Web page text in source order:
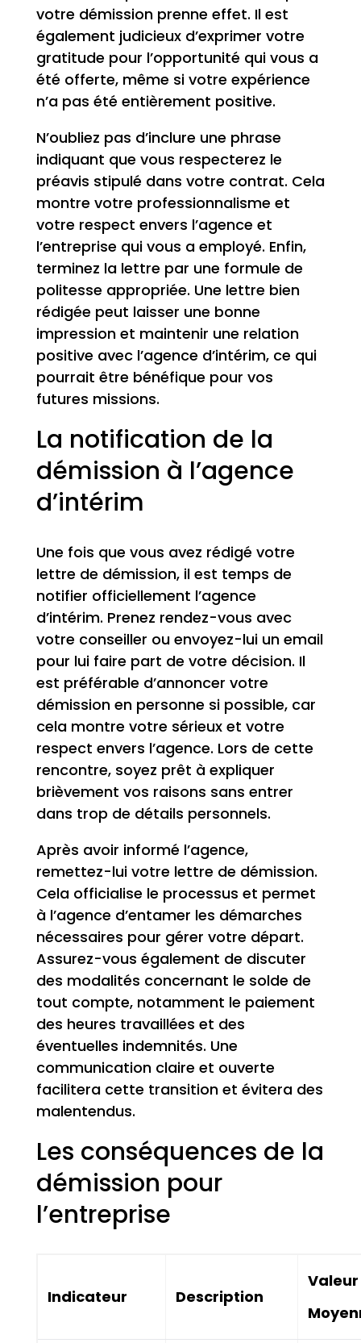
votre démission prenne effet. Il est
également judicieux d’exprimer votre
gratitude pour l’opportunité qui vous a
été offerte, même si votre expérience
n’a pas été entièrement positive.
N’oubliez pas d’inclure une phrase
indiquant que vous respecterez le
préavis stipulé dans votre contrat. Cela
montre votre professionnalisme et
votre respect envers l’agence et
l’entreprise qui vous a employé. Enfin,
terminez la lettre par une formule de
politesse appropriée. Une lettre bien
rédigée peut laisser une bonne
impression et maintenir une relation
positive avec l’agence d’intérim, ce qui
pourrait être bénéfique pour vos
futures missions.
La notification de la
démission à l’agence
d’intérim
Une fois que vous avez rédigé votre
lettre de démission, il est temps de
notifier officiellement l’agence
d’intérim. Prenez rendez-vous avec
votre conseiller ou envoyez-lui un email
pour lui faire part de votre décision. Il
est préférable d’annoncer votre
démission en personne si possible, car
cela montre votre sérieux et votre
respect envers l’agence. Lors de cette
rencontre, soyez prêt à expliquer
brièvement vos raisons sans entrer
dans trop de détails personnels.
Après avoir informé l’agence,
remettez-lui votre lettre de démission.
Cela officialise le processus et permet
à l’agence d’entamer les démarches
nécessaires pour gérer votre départ.
Assurez-vous également de discuter
des modalités concernant le solde de
tout compte, notamment le paiement
des heures travaillées et des
éventuelles indemnités. Une
communication claire et ouverte
facilitera cette transition et évitera des
malentendus.
Les conséquences de la
démission pour
l’entreprise
Indicateur Description
Valeur